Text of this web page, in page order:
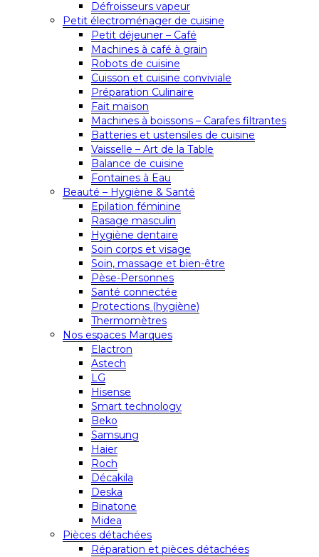
Défroisseurs vapeur
Petit électroménager de cuisine
Petit déjeuner – Café
Machines à café à grain
Robots de cuisine
Cuisson et cuisine conviviale
Préparation Culinaire
Fait maison
Machines à boissons – Carafes filtrantes
Batteries et ustensiles de cuisine
Vaisselle – Art de la Table
Balance de cuisine
Fontaines à Eau
Beauté – Hygiène & Santé
Epilation féminine
Rasage masculin
Hygiène dentaire
Soin corps et visage
Soin, massage et bien-être
Pèse-Personnes
Santé connectée
Protections (hygiène)
Thermomètres
Nos espaces Marques
Elactron
Astech
LG
Hisense
Smart technology
Beko
Samsung
Haier
Roch
Décakila
Deska
Binatone
Midea
Pièces détachées
Réparation et pièces détachées